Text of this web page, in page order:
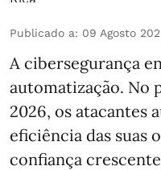
Publicado a: 09 Agosto
A cibersegurança
automatização. No
2026, os atacantes
eficiência das suas
confiança